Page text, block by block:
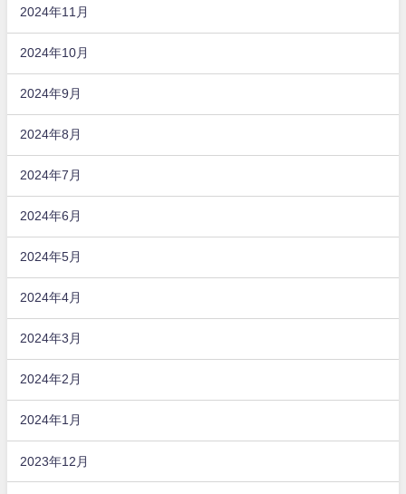
2024年11月
2024年10月
2024年9月
2024年8月
2024年7月
2024年6月
2024年5月
2024年4月
2024年3月
2024年2月
2024年1月
2023年12月